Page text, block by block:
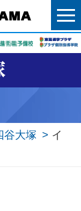
menu
谷大塚
イ